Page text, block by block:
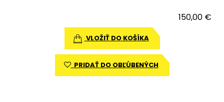
150,00 €
VLOŽIŤ DO KOŠÍKA
PRIDAŤ DO OBĽÚBENÝCH